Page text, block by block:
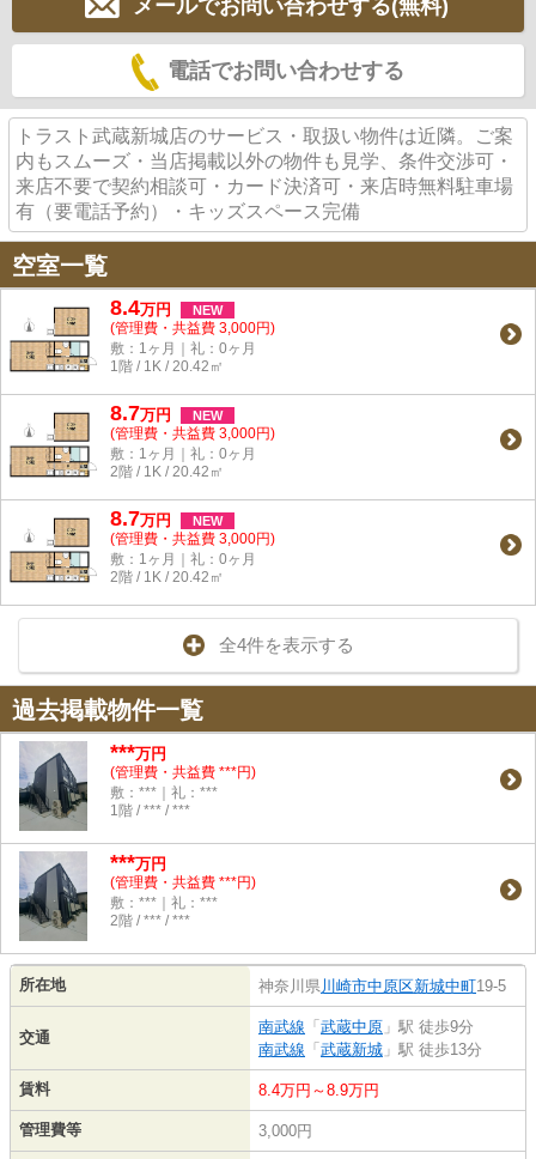
メールでお問い合わせする(無料)
電話でお問い合わせする
トラスト武蔵新城店のサービス・取扱い物件は近隣。ご案
内もスムーズ・当店掲載以外の物件も見学、条件交渉可・
来店不要で契約相談可・カード決済可・来店時無料駐車場
有（要電話予約）・キッズスペース完備
空室一覧
8.4万円 NEW
(管理費・共益費 3,000円)
敷：1ヶ月｜礼：0ヶ月
1階 / 1K / 20.42㎡
8.7万円 NEW
(管理費・共益費 3,000円)
敷：1ヶ月｜礼：0ヶ月
2階 / 1K / 20.42㎡
8.7万円 NEW
(管理費・共益費 3,000円)
敷：1ヶ月｜礼：0ヶ月
2階 / 1K / 20.42㎡
全4件を表示する
過去掲載物件一覧
***万円
(管理費・共益費 ***円)
敷：***｜礼：***
1階 / *** / ***
***万円
(管理費・共益費 ***円)
敷：***｜礼：***
2階 / *** / ***
所在地 神奈川県川崎市中原区新城中町19-5
交通
南武線 「 武蔵中原 」駅 徒歩9分
南武線 「 武蔵新城 」駅 徒歩13分
賃料 8.4万円～8.9万円
管理費等 3,000円